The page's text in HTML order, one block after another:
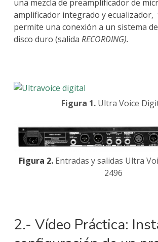
una mezcla de preamplificador de
amplificador integrado y ecualizador,
permite una conexión a un sistema
disco duro (salida RECORDING).
Figura 1.Ultra Voice
Figura 2. Entradas y salidas Ultra
2496
2.- Vídeo Práctica: